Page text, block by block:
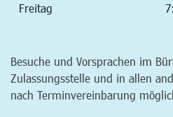
Freitag
Besuche und Vorsprachen im
Zulassungsstelle und in allen
nach Terminvereinbarung